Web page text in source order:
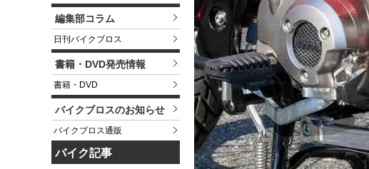
編集部コラム
日刊バイクブロス
書籍・DVD発売情報
書籍・DVD
バイクブロスのお知らせ
バイクブロス通販
バイク記事